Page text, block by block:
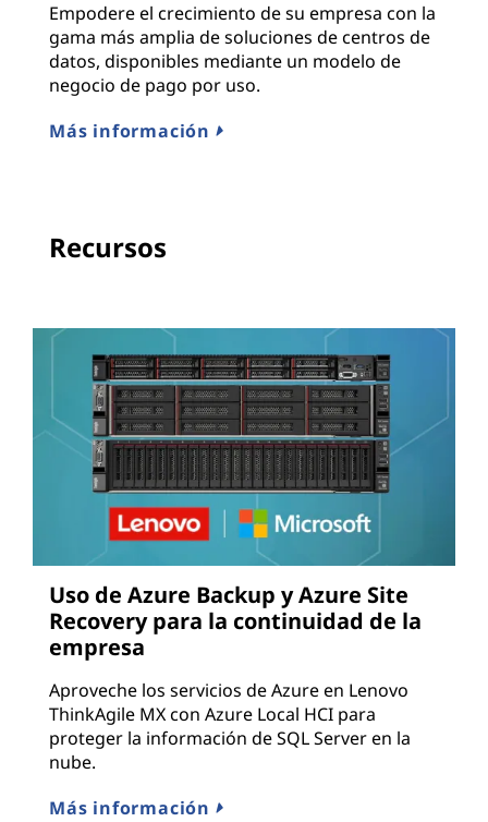
Empodere el crecimiento de su empresa con la
gama más amplia de soluciones de centros de
datos, disponibles mediante un modelo de
negocio de pago por uso.
Más información
Recursos
Uso de Azure Backup y Azure Site
Recovery para la continuidad de la
empresa
Aproveche los servicios de Azure en Lenovo
ThinkAgile MX con Azure Local HCI para
proteger la información de SQL Server en la
nube.
Más información